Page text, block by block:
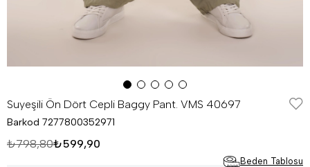
Suyeşili Ön Dört Cepli Baggy Pant. VMS 40697
Barkod 7277800352971
₺798,80₺599,90
Beden Tablosu